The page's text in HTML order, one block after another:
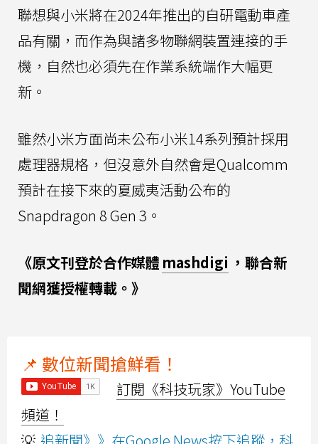
聯想與小米將在2024年推出的自研電動車產
品有關，而作為與諸多物聯網裝置連接的手
機，自然也必須先在作業系統端作大幅更
新。
雖然小米方面尚未公布小米14系列預計採用
處理器規格，但沒意外自然會是Qualcomm
預計在接下來的夏威夷活動公布的
Snapdragon 8 Gen 3。
《原文刊登於合作媒體 mashdigi ，聯合新
聞網獲授權轉載。》
📌 數位新聞搶鮮看！
訂閱《科技玩家》YouTube
頻道！